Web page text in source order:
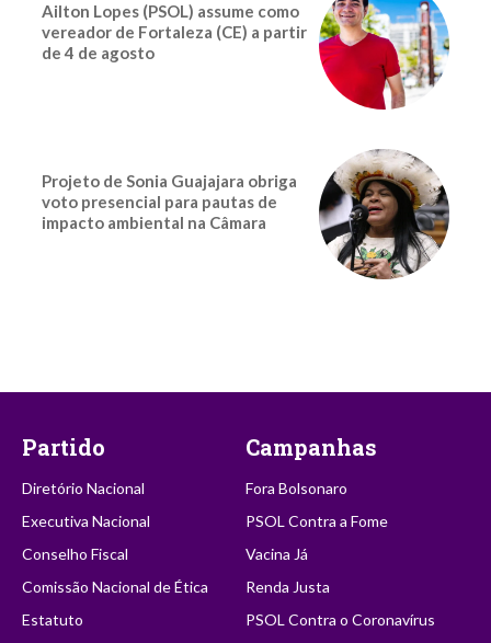
Ailton Lopes (PSOL) assume como
vereador de Fortaleza (CE) a partir
de 4 de agosto
Projeto de Sonia Guajajara obriga
voto presencial para pautas de
impacto ambiental na Câmara
Partido
Diretório Nacional
Executiva Nacional
Conselho Fiscal
Comissão Nacional de Ética
Estatuto
Campanhas
Fora Bolsonaro
PSOL Contra a Fome
Vacina Já
Renda Justa
PSOL Contra o Coronavírus